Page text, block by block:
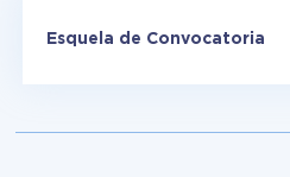
Esquela de Convocatoria